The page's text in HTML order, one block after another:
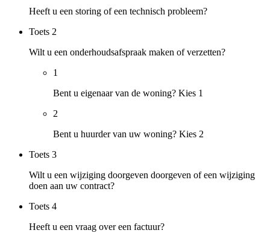
Heeft u een storing of een technisch probleem?
Toets 2
Wilt u een onderhoudsafspraak maken of verzetten?
1
Bent u eigenaar van de woning? Kies 1
2
Bent u huurder van uw woning? Kies 2
Toets 3
Wilt u een wijziging doorgeven doorgeven of een wijziging
doen aan uw contract?
Toets 4
Heeft u een vraag over een factuur?